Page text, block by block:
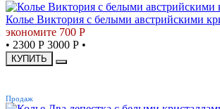
Колье Виктория с белыми австрийскими
экономите 700 Р
• 2300 Р 3000 Р •
КУПИТЬ
Продаж